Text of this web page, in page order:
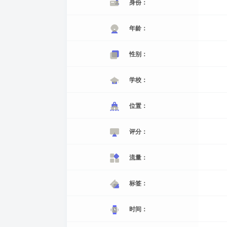
身份：
年龄：
性别：
学校：
位置：
评分：
流量：
标签：
时间：